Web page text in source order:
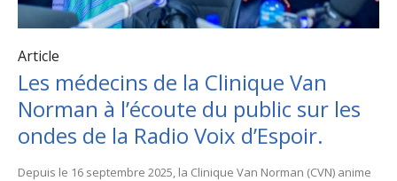
Article
Les médecins de la Clinique Van
Norman à l’écoute du public sur les
ondes de la Radio Voix d’Espoir.
Depuis le 16 septembre 2025, la Clinique Van Norman (CVN) anime